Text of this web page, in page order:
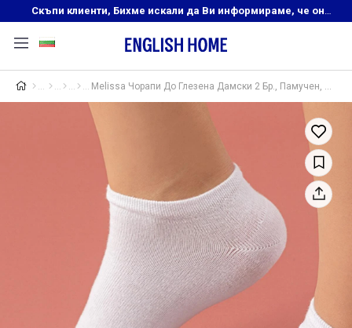
Скъпи клиенти, Бихме искали да Ви информираме, че онлайн магазинът на English Home преустановява своята дейност. Прекрасният ни и усмихнат екип ,Ви очаква в нашите физически магазини, където ще откриете любимите си продукти! Благодарим Ви, че сте част от семейството на Еnglish Home!